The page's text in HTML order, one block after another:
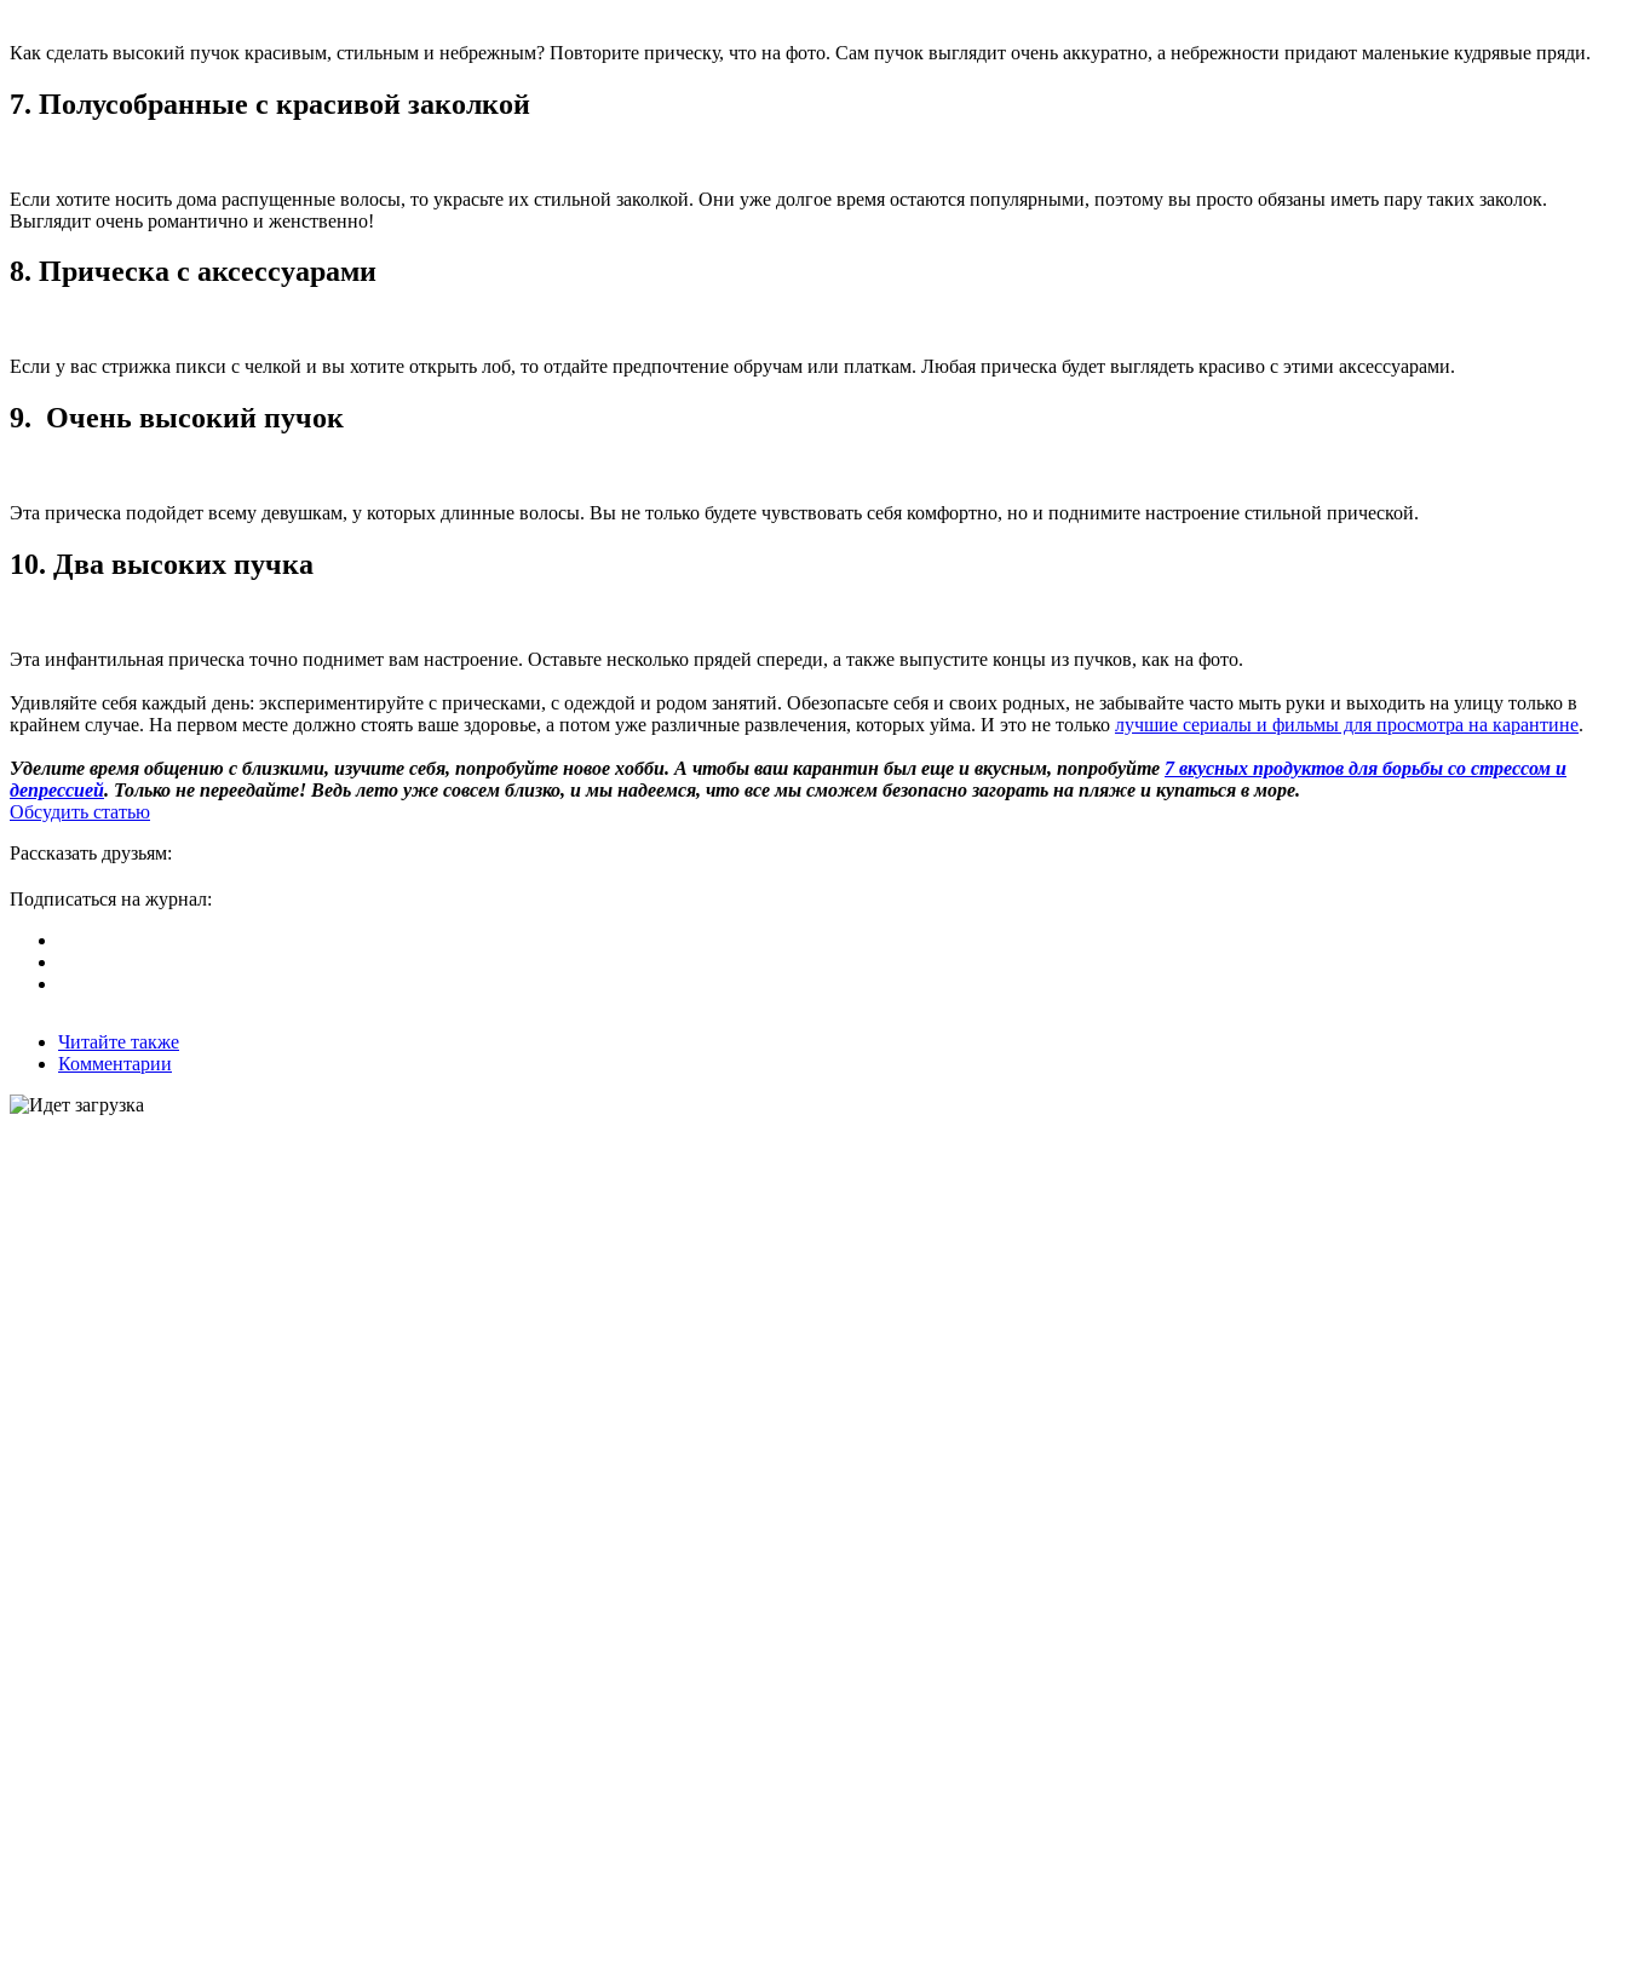
Как сделать высокий пучок красивым, стильным и небрежным? Повторите прическу, что на фото. Сам пучок выглядит очень аккуратно, а небрежности придают маленькие кудрявые пряди.
7. Полусобранные с красивой заколкой
Если хотите носить дома распущенные волосы, то украсьте их стильной заколкой. Они уже долгое время остаются популярными, поэтому вы просто обязаны иметь пару таких заколок.
Выглядит очень романтично и женственно!
8. Прическа с аксессуарами
Если у вас стрижка пикси с челкой и вы хотите открыть лоб, то отдайте предпочтение обручам или платкам. Любая прическа будет выглядеть красиво с этими аксессуарами.
9. Очень высокий пучок
Эта прическа подойдет всему девушкам, у которых длинные волосы. Вы не только будете чувствовать себя комфортно, но и поднимите настроение стильной прической.
10. Два высоких пучка
Эта инфантильная прическа точно поднимет вам настроение. Оставьте несколько прядей спереди, а также выпустите концы из пучков, как на фото.
Удивляйте себя каждый день: экспериментируйте с прическами, с одеждой и родом занятий. Обезопасьте себя и своих родных, не забывайте часто мыть руки и выходить на улицу только в
крайнем случае. На первом месте должно стоять ваше здоровье, а потом уже различные развлечения, которых уйма. И это не только лучшие сериалы и фильмы для просмотра на карантине.
Уделите время общению с близкими, изучите себя, попробуйте новое хобби. А чтобы ваш карантин был еще и вкусным, попробуйте 7 вкусных продуктов для борьбы со стрессом и
депрессией. Только не переедайте! Ведь лето уже совсем близко, и мы надеемся, что все мы сможем безопасно загорать на пляже и купаться в море.
Обсудить статью
Рассказать друзьям:
Подписаться на журнал:
Читайте также
Комментарии